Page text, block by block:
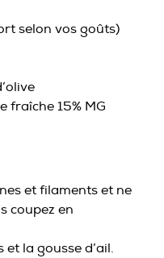
selon vos goûts)
fraîche 15% MG
et filaments et ne
coupez en
et la gousse d’ail.